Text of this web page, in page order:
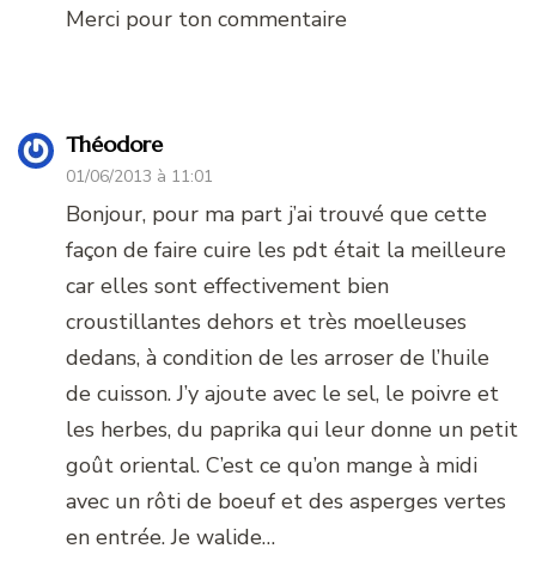
Merci pour ton commentaire
Théodore
01/06/2013 à 11:01
Bonjour, pour ma part j’ai trouvé que cette
façon de faire cuire les pdt était la meilleure
car elles sont effectivement bien
croustillantes dehors et très moelleuses
dedans, à condition de les arroser de l’huile
de cuisson. J’y ajoute avec le sel, le poivre et
les herbes, du paprika qui leur donne un petit
goût oriental. C’est ce qu’on mange à midi
avec un rôti de boeuf et des asperges vertes
en entrée. Je walide…